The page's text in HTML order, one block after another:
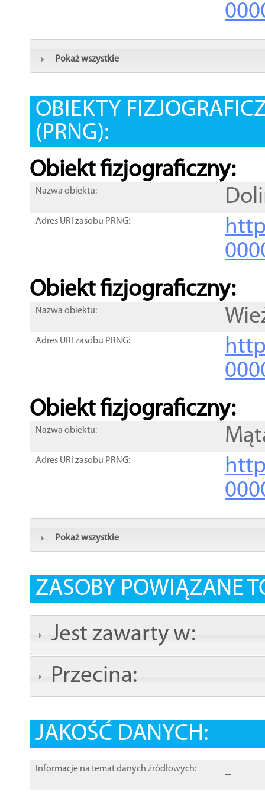
Pokaż wszystkie
OBIEKTY
(PRNG):
Obiekt fizjograficzny:
Nazwa obiektu:
Adres URI zasobu PRNG:
Obiekt fizjograficzny:
Nazwa obiektu:
Adres URI zasobu PRNG:
Obiekt fizjograficzny:
Nazwa obiektu:
Adres URI zasobu PRNG:
Pokaż wszystkie
ZASOBY POWIĄZANE
Jest zawarty w:
Przecina:
JAKOŚĆ DANYCH:
Informacje na temat danych źródłowych: -